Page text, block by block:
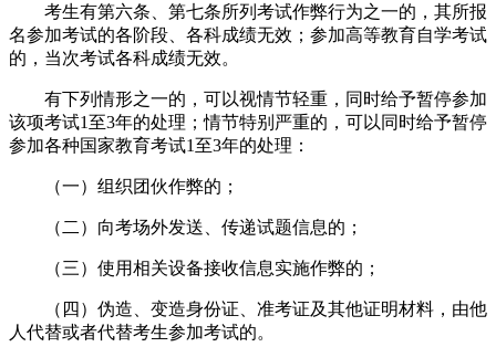
考生有第六条、第七条所列考试作弊行为之一的，其所报
名参加考试的各阶段、各科成绩无效；参加高等教育自学考试
的，当次考试各科成绩无效。
有下列情形之一的，可以视情节轻重，同时给予暂停参加
该项考试1至3年的处理；情节特别严重的，可以同时给予暂停
参加各种国家教育考试1至3年的处理：
（一）组织团伙作弊的；
（二）向考场外发送、传递试题信息的；
（三）使用相关设备接收信息实施作弊的；
（四）伪造、变造身份证、准考证及其他证明材料，由他
人代替或者代替考生参加考试的。